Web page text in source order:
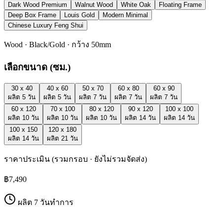
Dark Wood Premium
Walnut Wood White Oak
Floating Frame
Deep Box Frame
Louis Gold
Modern Minimal
Chinese Luxury Feng Shui
Wood · Black/Gold · กว้าง 50mm
เลือกขนาด (ซม.)
30 x 40
ผลิต 5 วัน
40 x 60
ผลิต 5 วัน
50 x 70
ผลิต 7 วัน
60 x 80
ผลิต 7 วัน
60 x 90
ผลิต 7 วัน
60 x 120
ผลิต 10 วัน
70 x 100
ผลิต 10 วัน
80 x 120
ผลิต 10 วัน
90 x 120
ผลิต 14 วัน
100 x 100
ผลิต 14 วัน
100 x 150
ผลิต 14 วัน
120 x 180
ผลิต 21 วัน
ราคาประเมิน (รวมกรอบ · ยังไม่รวมจัดส่ง)
฿7,490
ผลิต 7 วันทำการ